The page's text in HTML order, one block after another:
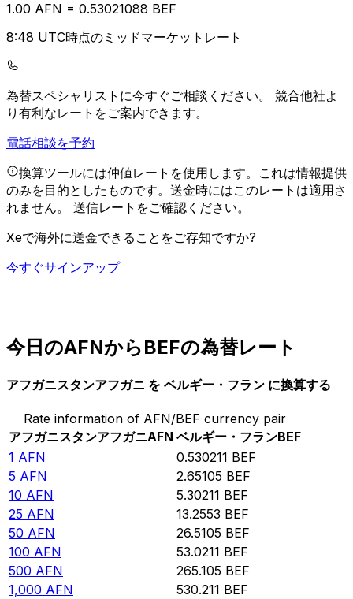
1.00 AFN = 0.53021088 BEF
8:48 UTC時点のミッドマーケットレート
為替スペシャリストに今すぐご相談ください。 競合他社よ
り有利なレートをご案内できます。
電話相談を予約
換算ツールには仲値レートを使用します。これは情報提供
のみを目的としたものです。送金時にはこのレートは適用さ
れません。 送信レートをご確認ください。
Xeで海外に送金できることをご存知ですか?
今すぐサインアップ
今日のAFNからBEFの為替レート
アフガニスタンアフガニ を ベルギー・フラン に換算する
Rate information of AFN/BEF currency pair
アフガニスタンアフガニAFN ベルギー・フランBEF
1 AFN 0.530211 BEF
5 AFN 2.65105 BEF
10 AFN 5.30211 BEF
25 AFN 13.2553 BEF
50 AFN 26.5105 BEF
100 AFN 53.0211 BEF
500 AFN 265.105 BEF
1,000 AFN 530.211 BEF